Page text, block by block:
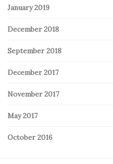
January 2019
December 2018
September 2018
December 2017
November 2017
May 2017
October 2016